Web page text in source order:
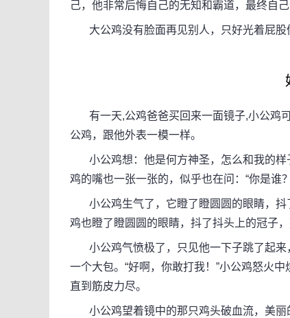
己，他非常后悔自己的无知和霸道，最终自
大公鸡没有脸面再见别人，只好光着屁股
有一天,公鸡爸爸买回来一面镜子,小公鸡
公鸡，跟他外表一模一样。
小公鸡想：他是何方神圣，怎么和我的样
鸡的嘴也一张一张的，似乎也在问：“你是谁
小公鸡生气了，它瞪了瞪圆圆的眼睛，抖
鸡也瞪了瞪圆圆的眼睛，抖了抖头上的冠子
小公鸡气愤极了，只见他一下子跳了起来
一个大包。“好啊，你敢打我！”小公鸡怒火
直到筋皮力尽。
小公鸡望着镜中的那只鸡头破血流，美丽